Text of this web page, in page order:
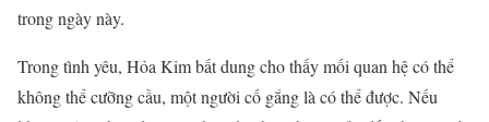
trong ngày này.
Trong tình yêu, Hỏa Kim bất dung cho thấy mối quan hệ có thể
không thể cưỡng cầu, một người cố gắng là có thể được. Nếu